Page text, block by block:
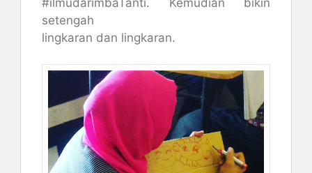
setengah
lingkaran dan lingkaran.